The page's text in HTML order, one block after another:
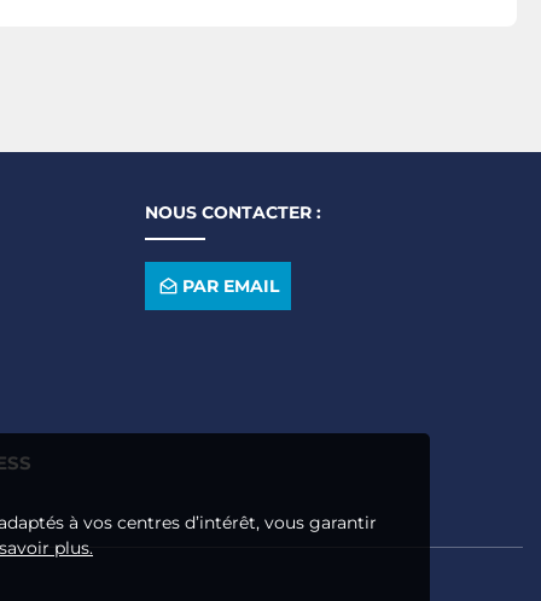
NOUS CONTACTER :
PAR EMAIL
à vos centres d’intérêt, vous garantir
plus.